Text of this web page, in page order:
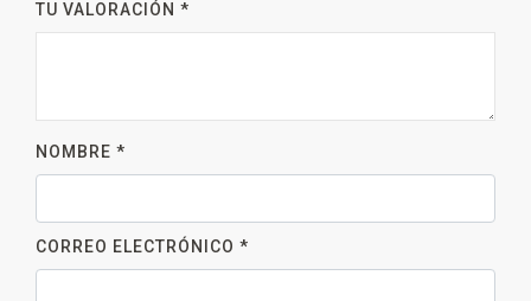
TU VALORACIÓN *
NOMBRE *
CORREO ELECTRÓNICO *